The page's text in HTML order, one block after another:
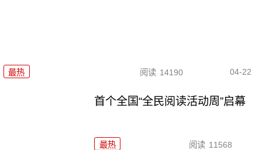
最热 阅读 14190 04-22
首个全国“全民阅读活动周”启幕
最热 阅读 11568